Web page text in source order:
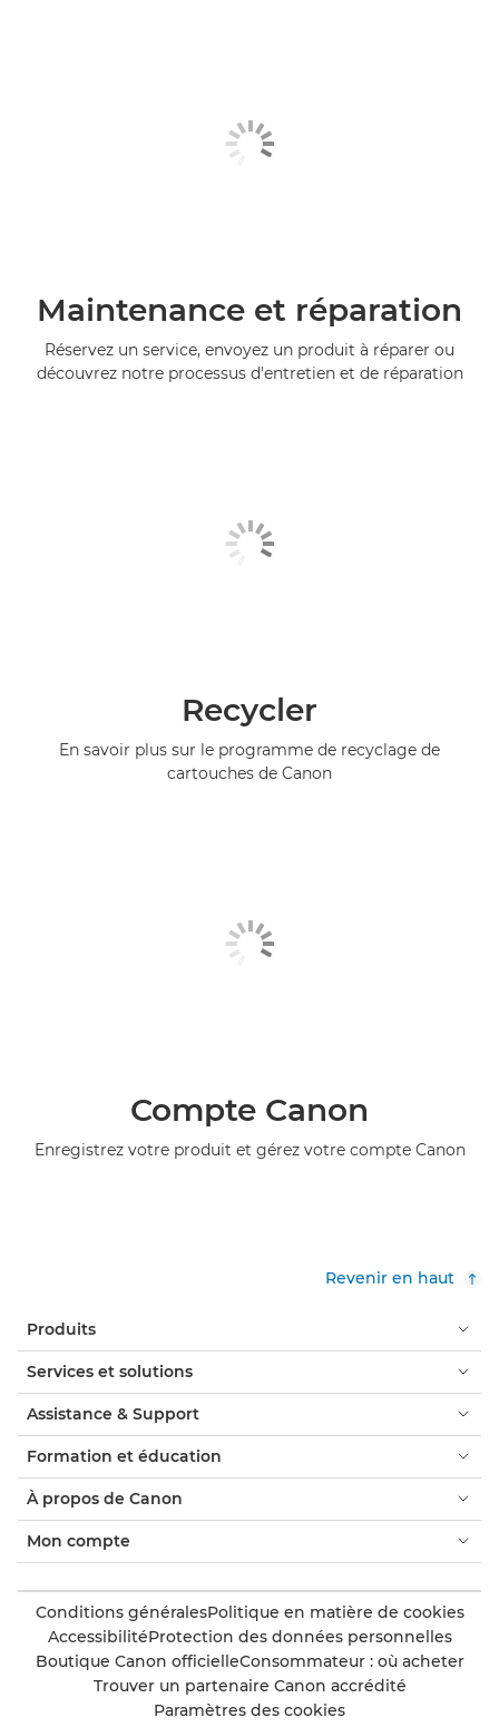
Maintenance et réparation
Réservez un service, envoyez un produit à réparer ou
découvrez notre processus d'entretien et de réparation
Recycler
En savoir plus sur le programme de recyclage de
cartouches de Canon
Compte Canon
Enregistrez votre produit et gérez votre compte Canon
Revenir en haut
Produits
Services et solutions
Assistance & Support
Formation et éducation
À propos de Canon
Mon compte
Conditions généralesPolitique en matière de cookies
AccessibilitéProtection des données personnelles
Boutique Canon officielleConsommateur : où acheter
Trouver un partenaire Canon accrédité
Paramètres des cookies